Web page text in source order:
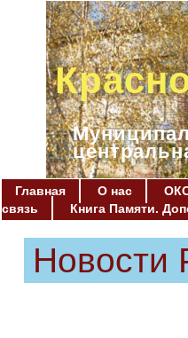
Главная О нас
связь
Книга Памяти.
Новости